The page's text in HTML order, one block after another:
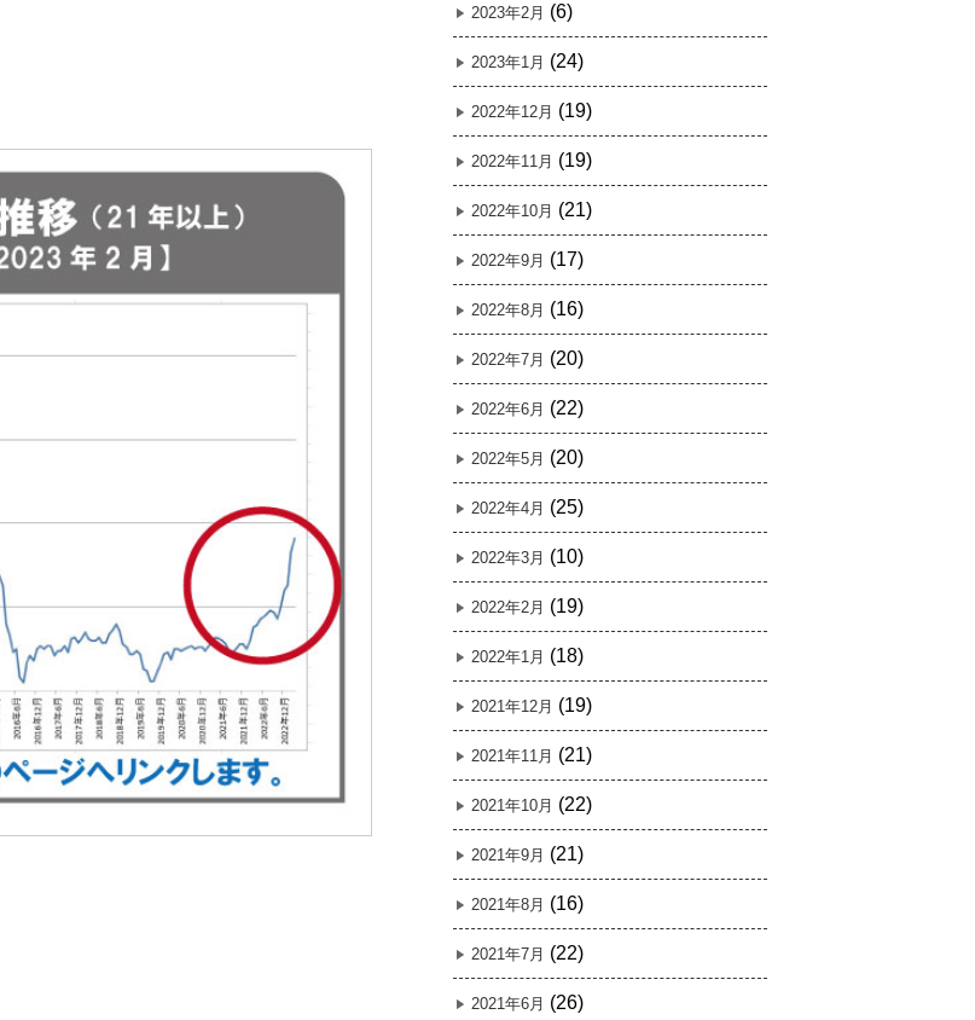
2023年2月 (6)
2023年1月 (24)
2022年12月 (19)
2022年11月 (19)
2022年10月 (21)
2022年9月 (17)
2022年8月 (16)
2022年7月 (20)
2022年6月 (22)
2022年5月 (20)
2022年4月 (25)
2022年3月 (10)
2022年2月 (19)
2022年1月 (18)
2021年12月 (19)
2021年11月 (21)
2021年10月 (22)
2021年9月 (21)
2021年8月 (16)
2021年7月 (22)
2021年6月 (26)